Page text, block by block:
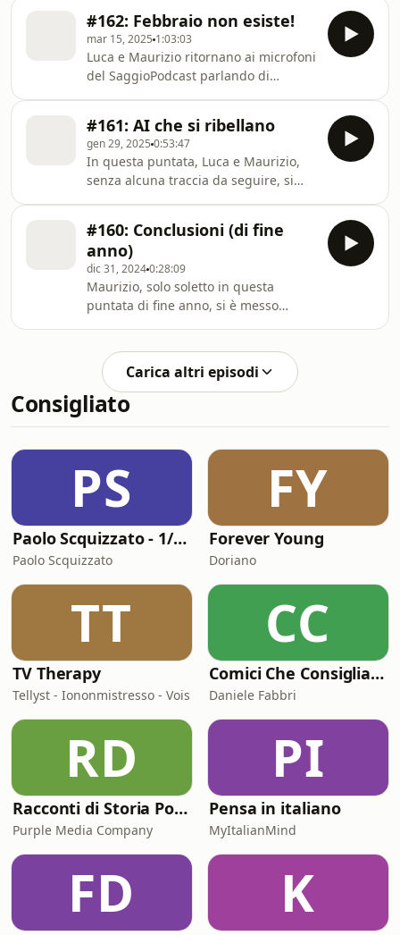
Maurizio affiancato da Giulio Brotini,
che lo guida nel vorticoso mondo dei
rumor per immaginare la...
#162: Febbraio non esiste!
mar 15, 2025 1:03:03
Luca e Maurizio ritornano ai microfoni
del SaggioPodcast parlando di
#161: AI che si ribellano
gen 29, 2025 0:53:47
In questa puntata, Luca e Maurizio,
senza alcuna traccia da seguire, si
e (potenzialmente) anche futuri. E poi
anche trucchi che non funzionano e
altre cose. Insomma, il...
#160: Conclusioni (di fine
anno)
dic 31, 20240:28:09
Maurizio, solo soletto in questa
puntata di fine anno, si è messo
dell'ultimo mese. Con l'occasione,
oltre ai doverosi auguri, ha
selezionato e premiato (almeno
virtualmente) il...
Carica altri episodi
Consigliato
PS
Paolo Scquizzato - 1/2 ora con donPi
Paolo Scquizzato
FY
Forever Young
Doriano
TT
TV Therapy
Tellyst - Iononmistresso - Vois
CC
Comici Che Consigliano Cose
Daniele Fabbri
RD
Racconti di Storia Podcast
Purple Media Company
PI
Pensa in italiano
MyItalianMind
FD K